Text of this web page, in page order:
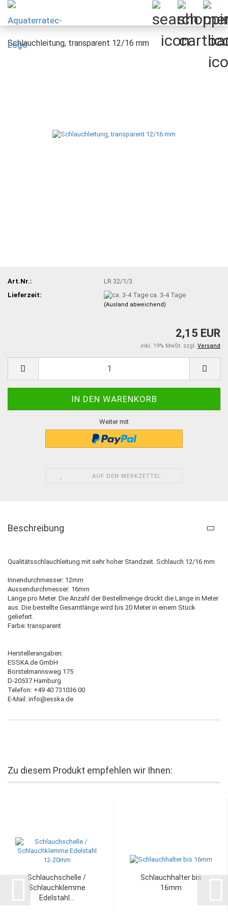
Schlauchleitung, transparent 12/16 mm
Art.Nr.:
LR 32/1/3
Lieferzeit:
ca. 3-4 Tage
(Ausland abweichend)
2,15 EUR
inkl. 19% MwSt. zzgl. Versand
Weiter mit
AUF DEN MERKZETTEL
Beschreibung
Qualitätsschlauchleitung mit sehr hoher Standzeit. Schlauch 12/16 mm
Innendurchmesser: 12mm
Aussendurchmesser: 16mm
Länge pro Meter. Die Anzahl der Bestellmenge drückt die Länge in Meter
aus. Die bestellte Gesamtlänge wird bis 20 Meter in einem Stück
geliefert.
Farbe: transparent
Herstellerangaben:
ESSKA.de GmbH
Borstelmannsweg 175
D-20537 Hamburg
Telefon: +49 40 731036 00
E-Mail: info@esska.de
Zu diesem Produkt empfehlen wir Ihnen:
Schlauchschelle /
Schlauchklemme
Edelstahl...
Schlauchhalter bis
16mm